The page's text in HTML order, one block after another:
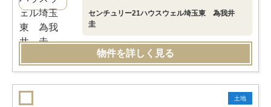
センチュリー21ハウスウェル埼玉東 為我井
圭
物件を詳しく見る
土地